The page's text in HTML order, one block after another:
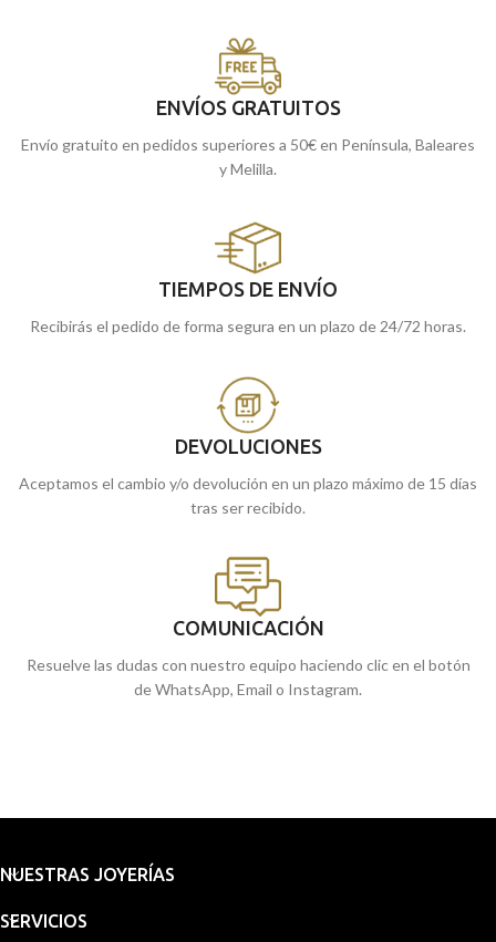
ENVÍOS GRATUITOS
Envío gratuito en pedidos superiores a 50€ en Península, Baleares
y Melilla.
TIEMPOS DE ENVÍO
Recibirás el pedido de forma segura en un plazo de 24/72 horas.
DEVOLUCIONES
Aceptamos el cambio y/o devolución en un plazo máximo de 15 días
tras ser recibido.
COMUNICACIÓN
Resuelve las dudas con nuestro equipo haciendo clic en el botón
de WhatsApp, Email o Instagram.
NUESTRAS JOYERÍAS
SERVICIOS